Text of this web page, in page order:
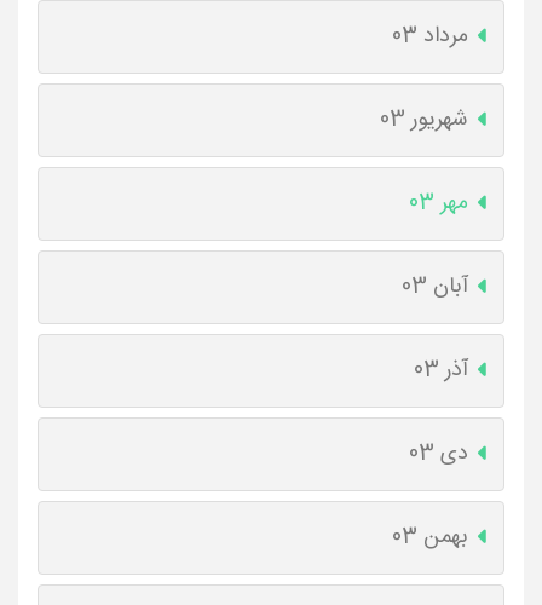
مرداد 03
شهریور 03
مهر 03
آبان 03
آذر 03
دی 03
بهمن 03